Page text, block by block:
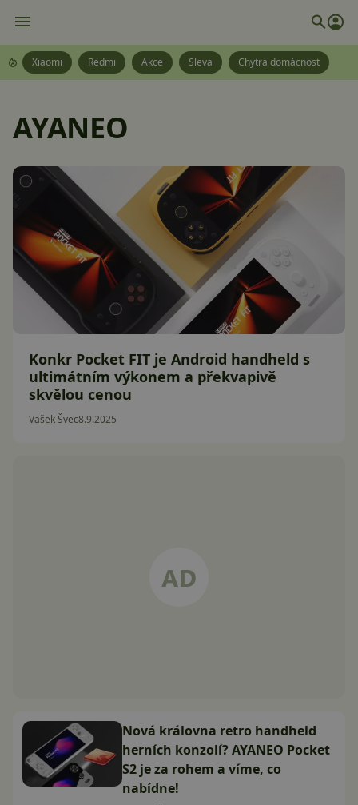
Xiaomi Redmi Akce Sleva Chytrá domácnost
AYANEO
Konkr Pocket FIT je Android handheld s
ultimátním výkonem a překvapivě
skvělou cenou
Vašek Švec8.9.2025
Nová královna retro handheld
herních konzolí? AYANEO Pocket
S2 je za rohem a víme, co
nabídne!